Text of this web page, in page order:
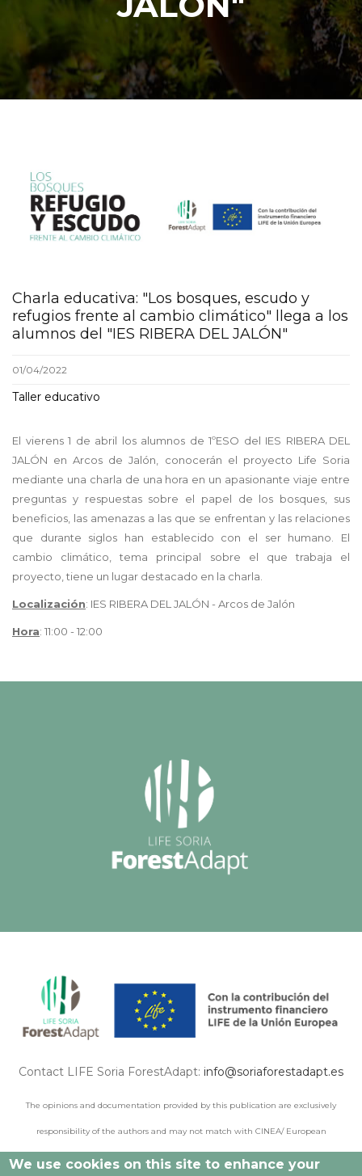
Charla educativa: "Los bosques, escudo y
refugios frente al cambio climático" llega a los
alumnos del "IES RIBERA DEL JALÓN"
01/04/2022
Taller educativo
El vierens 1 de abril los alumnos de 1ºESO del IES RIBERA DEL
JALÓN en Arcos de Jalón, conocerán el proyecto Life Soria
mediante una charla de una hora en un apasionante viaje entre
preguntas y respuestas sobre el papel de los bosques, sus
beneficios, las amenazas a las que se enfrentan y las relaciones
que durante siglos han establecido con el ser humano. El
cambio climático, tema principal sobre el que trabaja el
proyecto, tiene un lugar destacado en la charla.
Localización: IES RIBERA DEL JALÓN - Arcos de Jalón
Hora: 11:00 - 12:00
Contact LIFE Soria ForestAdapt: info@soriaforestadapt.es
The opinions and documentation provided by this publication are exclusively
responsibility of the authors and may not match with CINEA/ European
Commission points of view.
We use cookies on this site to enhance your